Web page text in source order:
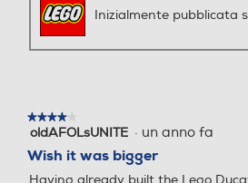
Inizialmente pubblicata
★★★★★
★★★★★
4
5
stelle.
oldAFOLsUNITE · un anno fa
Wish it was bigger
Having already built the Lego